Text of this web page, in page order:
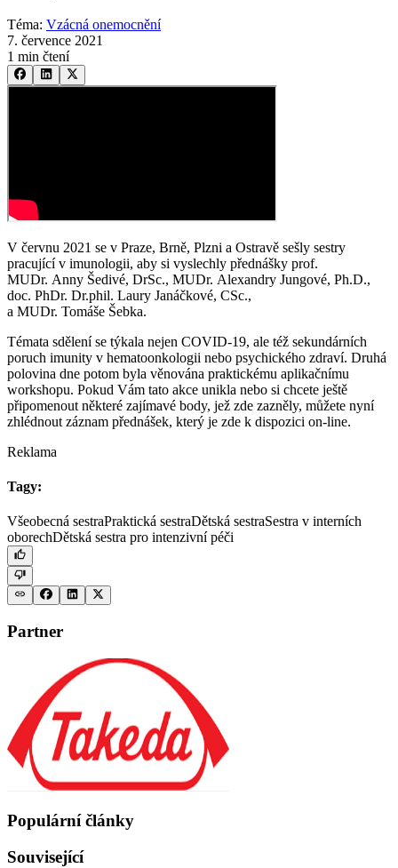
Téma: Vzácná onemocnění
7. července 2021
1 min čtení
V červnu 2021 se v Praze, Brně, Plzni a Ostravě sešly sestry
pracující v imunologii, aby si vyslechly přednášky prof.
MUDr. Anny Šedivé, DrSc., MUDr. Alexandry Jungové, Ph.D.,
doc. PhDr. Dr.phil. Laury Janáčkové, CSc.,
a MUDr. Tomáše Šebka.
Témata sdělení se týkala nejen COVID-19, ale též sekundárních
poruch imunity v hematoonkologii nebo psychického zdraví. Druhá
polovina dne potom byla věnována praktickému aplikačnímu
workshopu. Pokud Vám tato akce unikla nebo si chcete ještě
připomenout některé zajímavé body, jež zde zazněly, můžete nyní
zhlédnout záznam přednášek, který je zde k dispozici on-line.
Reklama
Tagy:
Všeobecná sestraPraktická sestraDětská sestraSestra v interních
oborechDětská sestra pro intenzivní péči
Partner
Populární články
Související